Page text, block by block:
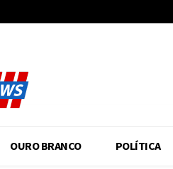
OURO BRANCO POLÍTICA